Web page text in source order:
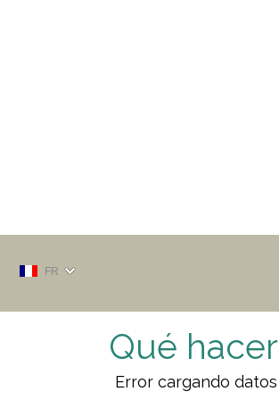
FR
Qué hacer
Error cargando datos